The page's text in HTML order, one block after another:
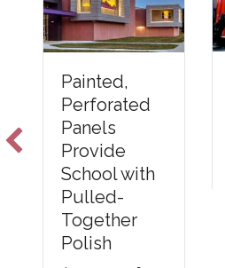
Painted,
Perforated
Panels
Provide
School with
Pulled-
Together
Polish